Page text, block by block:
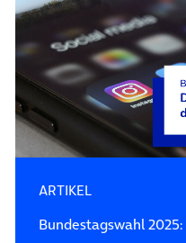
ARTIKEL
Bundestagswahl 2025: